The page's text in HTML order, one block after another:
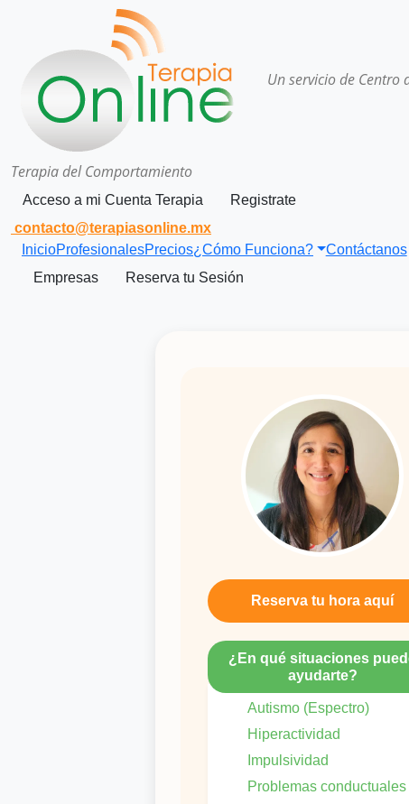
Un servicio de Centro
Terapia del Comportamiento
Acceso a mi Cuenta Terapia
Registrate
contacto@terapiasonline.mx
InicioProfesionalesPrecios¿Cómo Funciona?
Contáctanos
Empresas
Reserva tu Sesión
Reserva tu hora aquí
¿En qué situaciones
ayudarte?
Autismo (Espectro)
Hiperactividad
Impulsividad
Problemas conductuales